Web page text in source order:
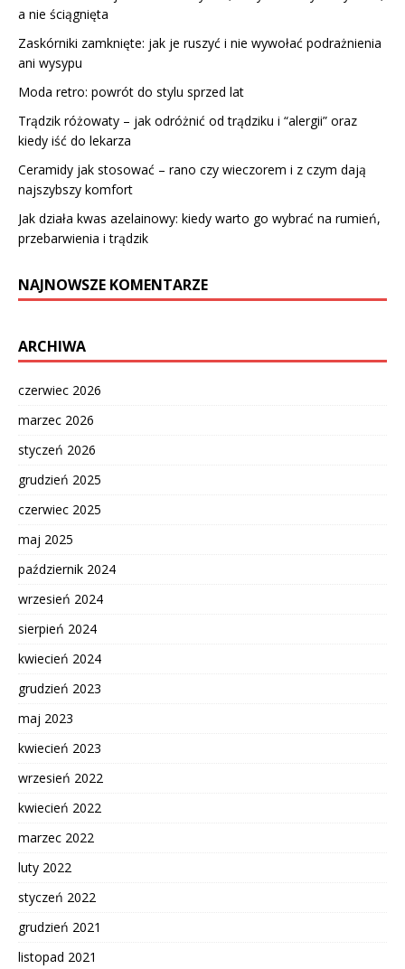
a nie ściągnięta
Zaskórniki zamknięte: jak je ruszyć i nie wywołać podrażnienia
ani wysypu
Moda retro: powrót do stylu sprzed lat
Trądzik różowaty – jak odróżnić od trądziku i “alergii” oraz
kiedy iść do lekarza
Ceramidy jak stosować – rano czy wieczorem i z czym dają
najszybszy komfort
Jak działa kwas azelainowy: kiedy warto go wybrać na rumień,
przebarwienia i trądzik
NAJNOWSZE KOMENTARZE
ARCHIWA
czerwiec 2026
marzec 2026
styczeń 2026
grudzień 2025
czerwiec 2025
maj 2025
październik 2024
wrzesień 2024
sierpień 2024
kwiecień 2024
grudzień 2023
maj 2023
kwiecień 2023
wrzesień 2022
kwiecień 2022
marzec 2022
luty 2022
styczeń 2022
grudzień 2021
listopad 2021